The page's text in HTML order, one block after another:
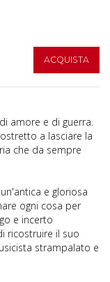
ACQUISTA
amore e di guerra.
a lasciare la
che da sempre
e gloriosa
ogni cosa per
e incerto
ricostruire il suo
strampalato e